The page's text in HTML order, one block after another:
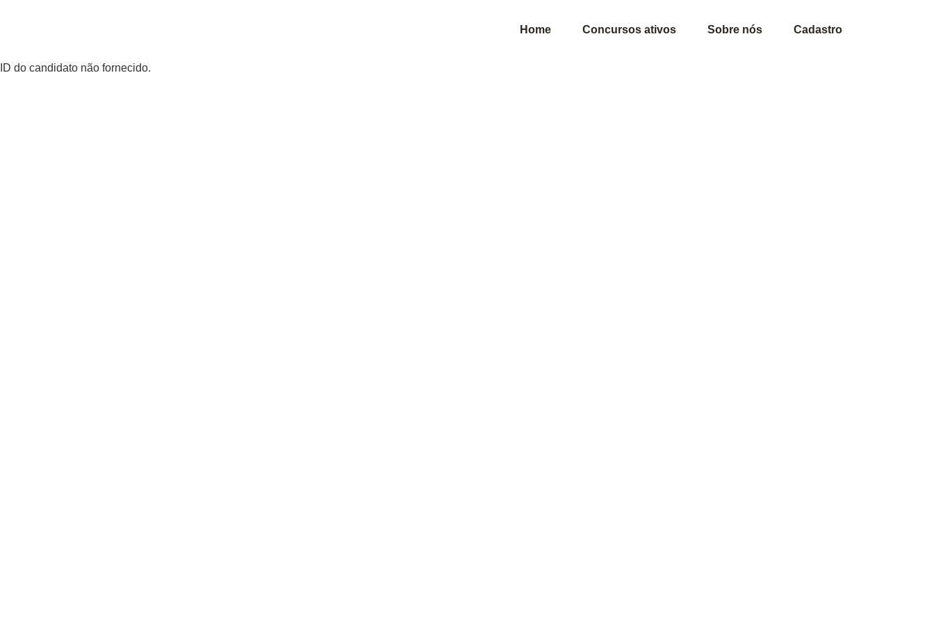
Home Concursos ativos Sobre nós Cadastro
ID do candidato não fornecido.